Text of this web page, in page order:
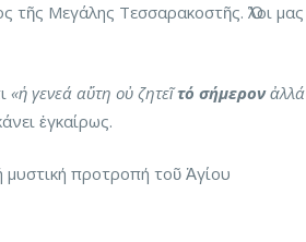
τῆς Μεγάλης Τεσσαρακοστῆς. Ὅλοι μας
«ἡ γενεά αὕτη οὐ ζητεῖτό σήμερονἀλλά
ἐγκαίρως.
προτροπή τοῦ Ἁγίου